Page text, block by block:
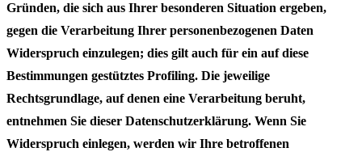
Gründen, die sich aus Ihrer besonderen Situation ergeben,
gegen die Verarbeitung Ihrer personenbezogenen Daten
Widerspruch einzulegen; dies gilt auch für ein auf diese
Bestimmungen gestütztes Profiling. Die jeweilige
Rechtsgrundlage, auf denen eine Verarbeitung beruht,
entnehmen Sie dieser Datenschutzerklärung. Wenn Sie
Widerspruch einlegen, werden wir Ihre betroffenen